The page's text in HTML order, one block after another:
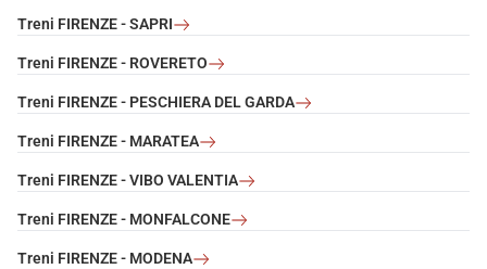
Treni FIRENZE - SAPRI
Treni FIRENZE - ROVERETO
Treni FIRENZE - PESCHIERA DEL GARDA
Treni FIRENZE - MARATEA
Treni FIRENZE - VIBO VALENTIA
Treni FIRENZE - MONFALCONE
Treni FIRENZE - MODENA